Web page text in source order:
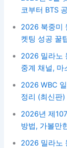
코부터 BTS
2026 북중미
켓팅 성공 꿀
2026 밀라노
중계 채널, 마
2026 WBC
정리 (최신판)
2026년 제
방법, 가볼만
2026 밀라노